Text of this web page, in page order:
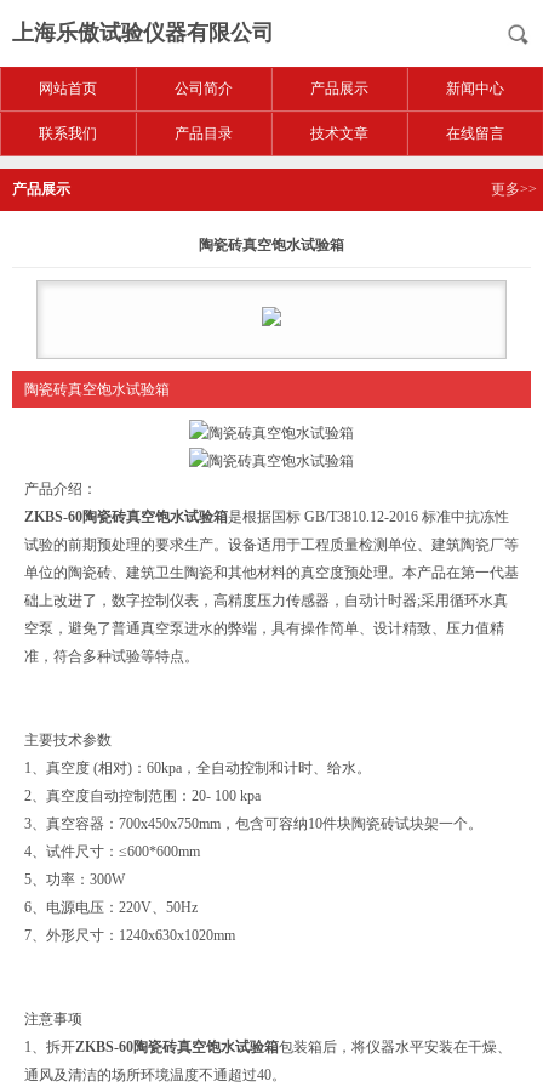
上海乐傲试验仪器有限公司
网站首页 公司简介 产品展示 新闻中心
联系我们 产品目录 技术文章 在线留言
产品展示 更多>>
陶瓷砖真空饱水试验箱
陶瓷砖真空饱水试验箱
产品介绍：
ZKBS-60陶瓷砖真空饱水试验箱是根据国标 GB/T3810.12-2016 标准中抗冻性
试验的前期预处理的要求生产。设备适用于工程质量检测单位、建筑陶瓷厂等
单位的陶瓷砖、建筑卫生陶瓷和其他材料的真空度预处理。本产品在第一代基
础上改进了，数字控制仪表，高精度压力传感器，自动计时器;采用循环水真
空泵，避免了普通真空泵进水的弊端，具有操作简单、设计精致、压力值精
准，符合多种试验等特点。
主要技术参数
1、真空度 (相对)：60kpa，全自动控制和计时、给水。
2、真空度自动控制范围：20- 100 kpa
3、真空容器：700x450x750mm，包含可容纳10件块陶瓷砖试块架一个。
4、试件尺寸：≤600*600mm
5、功率：300W
6、电源电压：220V、50Hz
7、外形尺寸：1240x630x1020mm
注意事项
1、拆开ZKBS-60陶瓷砖真空饱水试验箱包装箱后，将仪器水平安装在干燥、
通风及清洁的场所环境温度不通超过40。